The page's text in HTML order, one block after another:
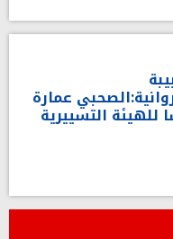
عمارة
للهيئة التسييرية